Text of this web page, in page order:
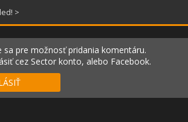
>
sa pre možnosť pridania komentáru.
cez Sector konto, alebo Facebook.